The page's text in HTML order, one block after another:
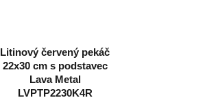
Litinový červený pekáč
22x30 cm s podstavec
Lava Metal
LVPTP2230K4R